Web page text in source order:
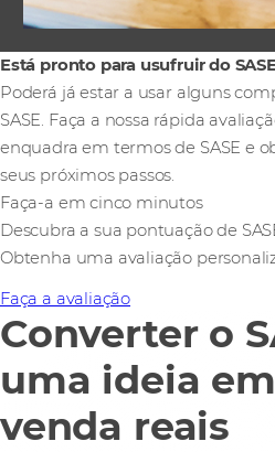
Está pronto para usufruir do
Poderá já estar a usar alguns
SASE. Faça a nossa rápida
enquadra em termos de SASE e
seus próximos passos.
Faça-a em cinco minutos
Descubra a sua pontuação de
Obtenha uma avaliação
Faça a avaliação
Converter o
uma ideia
venda reais